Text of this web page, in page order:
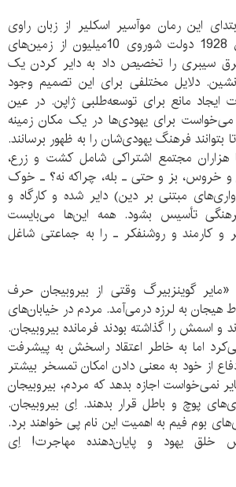
این رمان موآسیر اسکلیر از زبان راوی
توضیح می‌دهد: «سال 1928 دولت شوروی 10میلیون از زمین‌های
سیبری را تخصیص داد به دایر کردن یک
دلایل مختلفی برای این تصمیم وجود
ایجاد مانع برای توسعه‌طلبی ژاپن. در عین
می‌خواست برای یهودی‌ها در یک مکان زمینه
بتوانند فرهنگ یهودی‌شان را به ظهور برسانند.
هزاران مجتمع اشتراکی شامل کشت و زرع،
خروس، بز و حتی ـ بله، چراکه نه؟ ـ خوک
مبتنی بر دین) دایر شده و کارگاه و
تأسیس بشود. همه این‌ها می‌بایست
و کارمند و روشنفکر ـ را به جماعتی شاغل
گوینزبیرگ وقتی از بیروبیجان حرف
هیجان به لرزه درمی‌آمد. مردم در خیابان‌های
و اسمش را گذاشته بودند فرمانده بیروبیجان.
اما به خاطر اعتقاد راسخش به پیشرفت
از خود به معنی دادن امکان تمسخر بیشتر
نمی‌خواست اجازه بدهد که مردم، بیروبیجان
پوچ و باطل قرار بدهند. اِی بیروبیجان.
بوم فیم به اهمیت این نام پی خواهند برد.
خلق یهود و پایان‌دهنده مهاجرت! اِی